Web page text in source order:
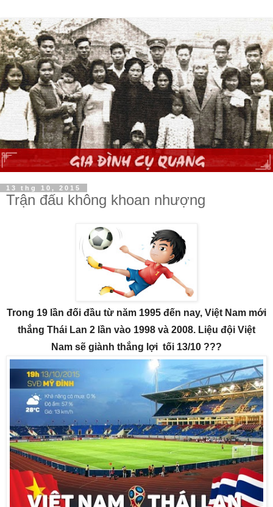
13 thg 10, 2015
Trận đấu không khoan nhượng
Trong 19 lần đối đầu từ năm 1995 đến nay, Việt Nam mới
thắng Thái Lan 2 lần vào 1998 và 2008. Liệu đội Việt
Nam sẽ giành thắng lợi tối 13/10 ???